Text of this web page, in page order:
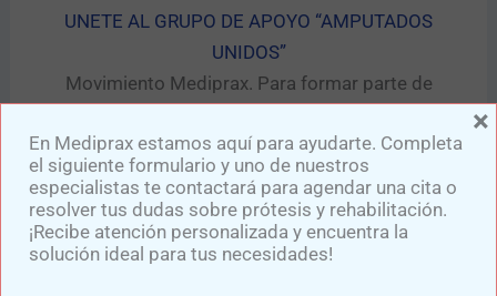
UNETE AL GRUPO DE APOYO “AMPUTADOS
UNIDOS”​
Movimiento Mediprax. Para formar parte de
“GRUPO DE APOYO” .​
Visita nuestras redes sociales y no te pierdas
ningún detalle de nuestras publicaciones:
En Mediprax estamos aquí para ayudarte. Completa
el siguiente formulario y uno de nuestros
especialistas te contactará para agendar una cita o
resolver tus dudas sobre prótesis y rehabilitación.
¡Recibe atención personalizada y encuentra la
solución ideal para tus necesidades!
×